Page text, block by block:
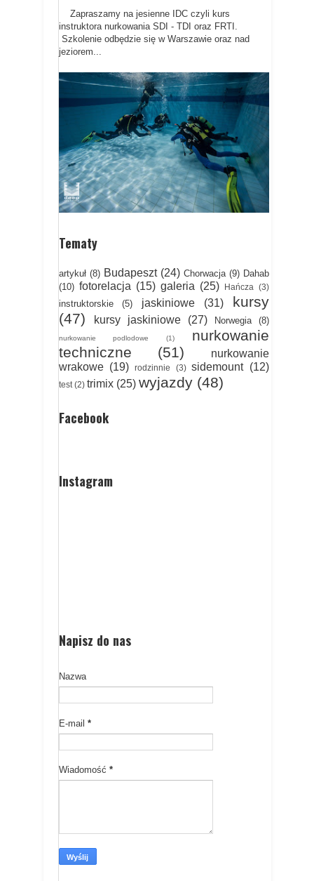
Zapraszamy na jesienne IDC czyli kurs
instruktora nurkowania SDI - TDI oraz FRTI.
Szkolenie odbędzie się w Warszawie oraz nad
jeziorem...
Tematy
artykuł (8) Budapeszt (24) Chorwacja (9) Dahab
(10) fotorelacja (15) galeria (25) Hańcza (3)
instruktorskie (5) jaskiniowe (31)
kursy
(47)
kursy jaskiniowe (27) Norwegia (8)
nurkowanie podlodowe (1)
nurkowanie
techniczne
(51)
nurkowanie
wrakowe (19) rodzinnie (3) sidemount (12)
test (2) trimix (25) wyjazdy (48)
Facebook
Instagram
Napisz do nas
Nazwa
E-mail *
Wiadomość *